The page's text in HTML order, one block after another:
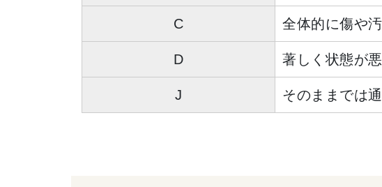
C 全体的に傷や
D 著しく状態が
J そのままでは